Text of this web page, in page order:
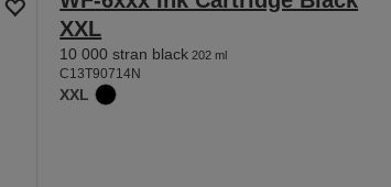
XXL
10 000 stran black 202 ml
C13T90714N
XXL